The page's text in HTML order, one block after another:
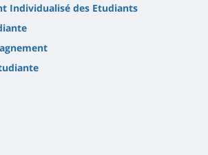
Individualisé des Etudiants